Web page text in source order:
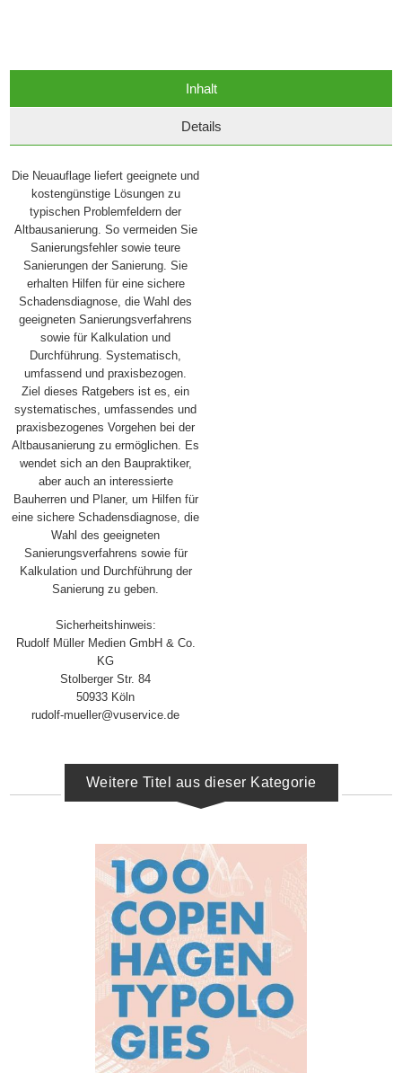
Inhalt
Details
Die Neuauflage liefert geeignete und
kostengünstige Lösungen zu
typischen Problemfeldern der
Altbausanierung. So vermeiden Sie
Sanierungsfehler sowie teure
Sanierungen der Sanierung. Sie
erhalten Hilfen für eine sichere
Schadensdiagnose, die Wahl des
geeigneten Sanierungsverfahrens
sowie für Kalkulation und
Durchführung. Systematisch,
umfassend und praxisbezogen.
Ziel dieses Ratgebers ist es, ein
systematisches, umfassendes und
praxisbezogenes Vorgehen bei der
Altbausanierung zu ermöglichen. Es
wendet sich an den Baupraktiker,
aber auch an interessierte
Bauherren und Planer, um Hilfen für
eine sichere Schadensdiagnose, die
Wahl des geeigneten
Sanierungsverfahrens sowie für
Kalkulation und Durchführung der
Sanierung zu geben.
Sicherheitshinweis:
Rudolf Müller Medien GmbH & Co.
KG
Stolberger Str. 84
50933 Köln
rudolf-mueller@vuservice.de
Weitere Titel aus dieser Kategorie